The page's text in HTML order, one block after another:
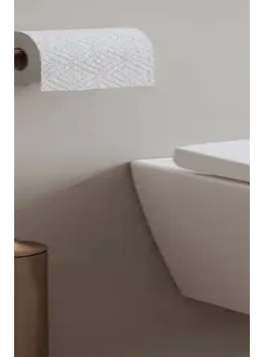
Nella zona doccia trovano posto i pratici
portasciugamani Starck T o l'ampia mensola
Mostra gli accessori doccia